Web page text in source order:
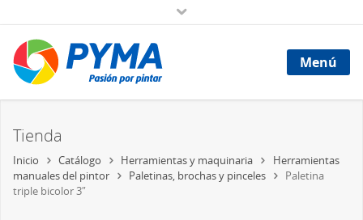
Menú
Tienda
Inicio Catálogo Herramientas y maquinaria
Herramientas
manuales del pintor
Paletinas, brochas y pinceles
Paletina
triple bicolor 3″